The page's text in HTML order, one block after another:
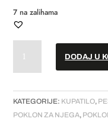
7 na zalihama
"Imperiale"
-
Bianco
DODAJ U
KATEGORIJE: KUPATILO,
POKLON ZA NJEGA,